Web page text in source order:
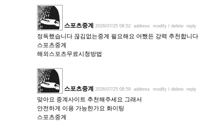
스포츠중계 2026/07/25 08:52 address modify / delete reply
정독했습니다 끊김없는중계 필요해요 어쨌든 강력 추천합니다
스포츠중계
해외스포츠무료시청방법
스포츠중계 2026/07/25 08:59 address modify / delete reply
맞아요 중계사이트 추천해주세요 그래서
안전하게 이용 가능한가요 화이팅
스포츠중계